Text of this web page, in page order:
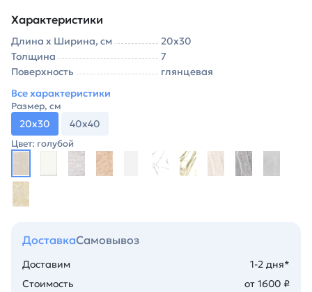
Характеристики
Длина х Ширина, см
20х30
Толщина
7
Поверхность
глянцевая
Все характеристики
Размер, см
20х30 40х40
Цвет: голубой
ДоставкаСамовывоз
Доставим
1-2 дня*
Стоимость
от 1600 ₽